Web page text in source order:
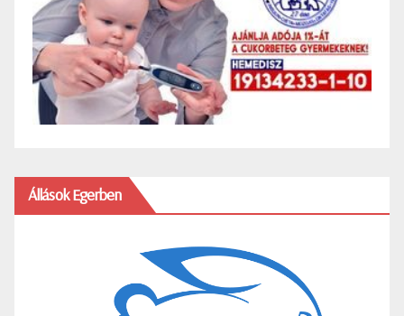
Állások Egerben